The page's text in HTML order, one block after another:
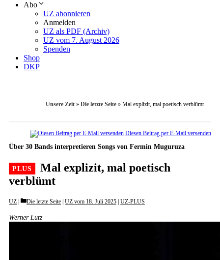
Abo
UZ abonnieren
Anmelden
UZ als PDF (Archiv)
UZ vom 7. August 2026
Spenden
Shop
DKP
Unsere Zeit » Die letzte Seite » Mal explizit, mal poetisch verblümt
Diesen Beitrag per E-Mail versenden
Über 30 Bands interpretieren Songs von Fermin Muguruza
Mal explizit, mal poetisch
verblümt
UZ Categories
Die letzte Seite UZ vom 18. Juli 2025 UZ-PLUS
Werner Lutz